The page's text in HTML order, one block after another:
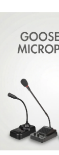
гарнитуры